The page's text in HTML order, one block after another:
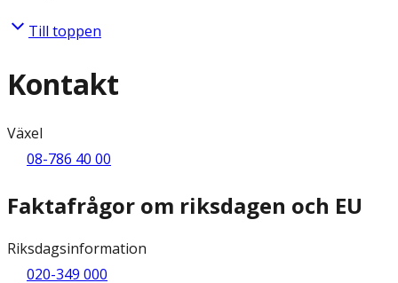
Till toppen
Kontakt
Växel
08-786 40 00
Faktafrågor om riksdagen och EU
Riksdagsinformation
020-349 000